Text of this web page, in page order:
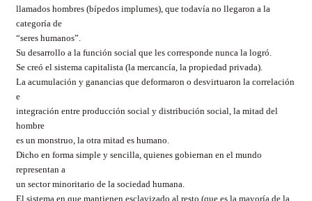
llamados hombres (bípedos implumes), que todavía no llegaron a la
categoría de
“seres humanos”.
Su desarrollo a la función social que les corresponde nunca la logró.
Se creó el sistema capitalista (la mercancía, la propiedad privada).
La acumulación y ganancias que deformaron o desvirtuaron la correlación
e
integración entre producción social y distribución social, la mitad del
hombre
es un monstruo, la otra mitad es humano.
Dicho en forma simple y sencilla, quienes gobiernan en el mundo
representan a
un sector minoritario de la sociedad humana.
El sistema en que mantienen esclavizado al resto (que es la mayoría de la